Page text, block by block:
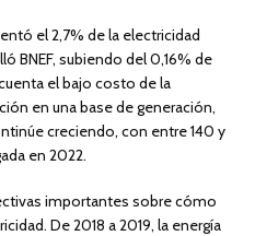
el 2,7% de la electricidad
BNEF, subiendo del 0,16% de
el bajo costo de la
en una base de generación,
creciendo, con entre 140 y
en 2022.
importantes sobre cómo
De 2018 a 2019, la energía